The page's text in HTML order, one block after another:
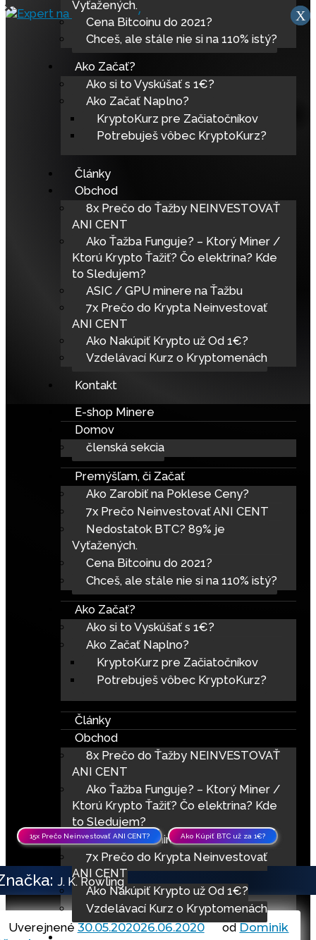
Vyťažených.
Cena Bitcoinu do 2021?
Chceš, ale stále nie si na 110% istý?
Ako Začať?
Ako si to Vyskúšať s 1€?
Ako Začať Naplno?
KryptoKurz pre Začiatočníkov
Potrebuješ vôbec KryptoKurz?
Články
Obchod
8x Prečo do Ťažby NEINVESTOVAŤ
ANI CENT
Ako Ťažba Funguje? – Ktorý Miner /
Ktorú Krypto Ťažiť? Čo elektrina? Kde
to Sledujem?
ASIC / GPU minere na Ťažbu
7x Prečo do Krypta Neinvestovať
ANI CENT
Ako Nakúpiť Krypto už Od 1€?
Vzdelávací Kurz o Kryptomenách
Kontakt
E-shop Minere
Domov
členská sekcia
Premýšľam, či Začať
Ako Zarobiť na Poklese Ceny?
7x Prečo Neinvestovať ANI CENT
Nedostatok BTC? 89% je
Vyťažených.
Cena Bitcoinu do 2021?
Chceš, ale stále nie si na 110% istý?
Ako Začať?
Ako si to Vyskúšať s 1€?
Ako Začať Naplno?
KryptoKurz pre Začiatočníkov
Potrebuješ vôbec KryptoKurz?
Články
Obchod
8x Prečo do Ťažby NEINVESTOVAŤ
ANI CENT
Ako Ťažba Funguje? – Ktorý Miner /
Ktorú Krypto Ťažiť? Čo elektrina? Kde
to Sledujem?
ASIC / GPU minere na Ťažbu
7x Prečo do Krypta Neinvestovať
ANI CENT
Ako Nakúpiť Krypto už Od 1€?
Vzdelávací Kurz o Kryptomenách
15x Prečo Neinvestovať ANI CENT? Ako Kúpiť BTC už za 1€?
J. K. Rowling
Uverejnené 30.05.202026.06.2020 od Dominik
× x
X